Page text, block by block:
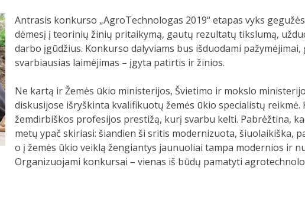
Antrasis konkurso „AgroTechnologas 2019“ etapas vyks
dėmesį į teorinių žinių pritaikymą, gautų rezultatų tikslumą,
darbo įgūdžius. Konkurso dalyviams bus išduodami
svarbiausias laimėjimas – įgyta patirtis ir žinios.
Ne kartą ir Žemės ūkio ministerijos, Švietimo ir mokslo
diskusijose išryškinta kvalifikuotų žemės ūkio specialistų reikmė.
žemdirbiškos profesijos prestižą, kurį svarbu kelti. Pabrėžtina,
metų ypač skiriasi: šiandien ši sritis modernizuota, šiuolaikiška,
o į žemės ūkio veiklą žengiantys jaunuoliai tampa modernios ir
Organizuojami konkursai – vienas iš būdų pamatyti